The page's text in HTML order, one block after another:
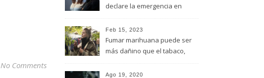
No Comments
declare la emergencia en
Feb 15, 2023
Fumar marihuana puede ser
más dañino que el tabaco,
Universidad de Ottawa
Ago 19, 2020